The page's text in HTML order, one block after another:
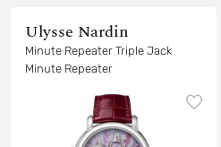
Ulysse Nardin
Minute Repeater Triple Jack
Minute Repeater